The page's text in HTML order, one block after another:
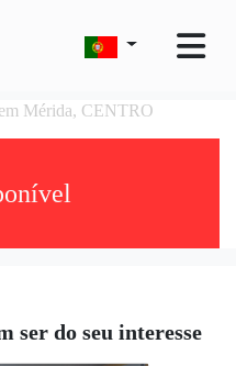
Mérida, CENTRO
ser do seu interesse